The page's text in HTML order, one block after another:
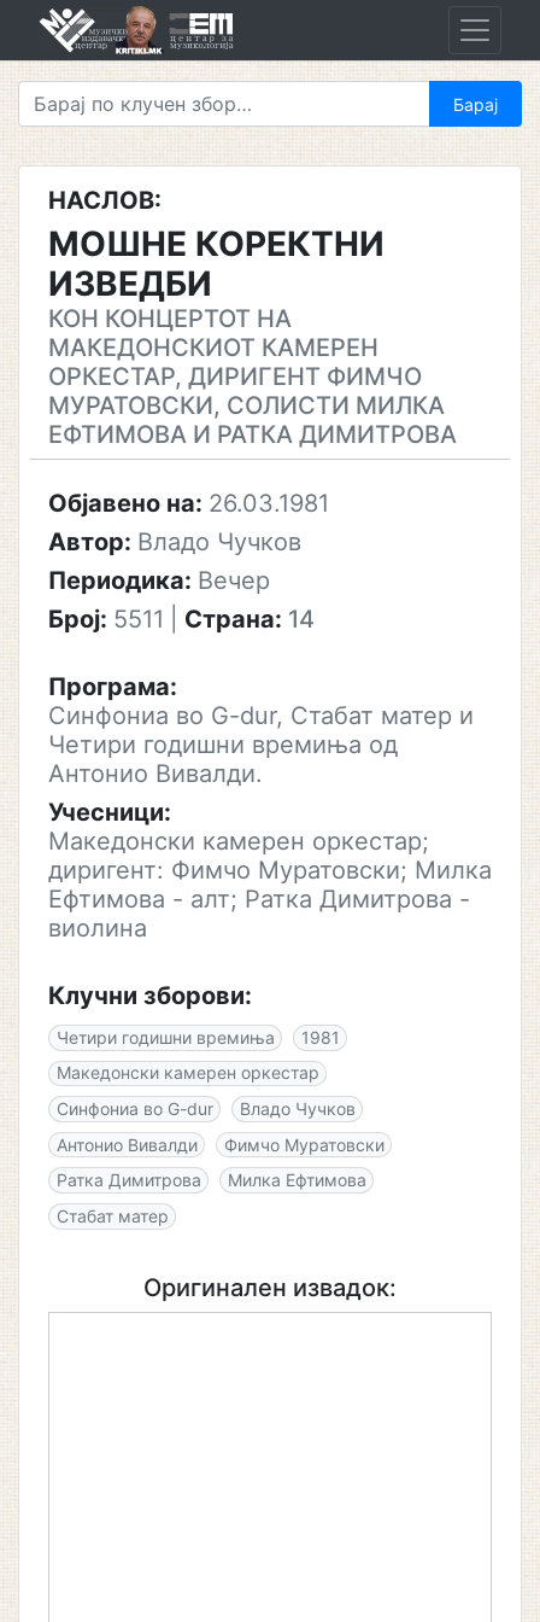
НАСЛОВ:
МОШНЕ КОРЕКТНИ
ИЗВЕДБИ
КОН КОНЦЕРТОТ НА
МАКЕДОНСКИОТ КАМЕРЕН
ОРКЕСТАР, ДИРИГЕНТ ФИМЧО
МУРАТОВСКИ, СОЛИСТИ МИЛКА
ЕФТИМОВА И РАТКА ДИМИТРОВА
Објавено на: 26.03.1981
Автор: Владо Чучков
Периодика: Вечер
Број: 5511 Страна: 14
Програма:
Синфониа во G-dur, Стабат матер и
Четири годишни времиња од
Антонио Вивалди.
Учесници:
Македонски камерен оркестар;
диригент: Фимчо Муратовски; Милка
Ефтимова - алт; Ратка Димитрова -
виолина
Клучни зборови:
Четири годишни времиња
1981
Македонски камерен оркестар
Синфониа во G-dur
Владо Чучков
Антонио Вивалди
Фимчо Муратовски
Ратка Димитрова
Милка Ефтимова
Стабат матер
Оригинален извадок: